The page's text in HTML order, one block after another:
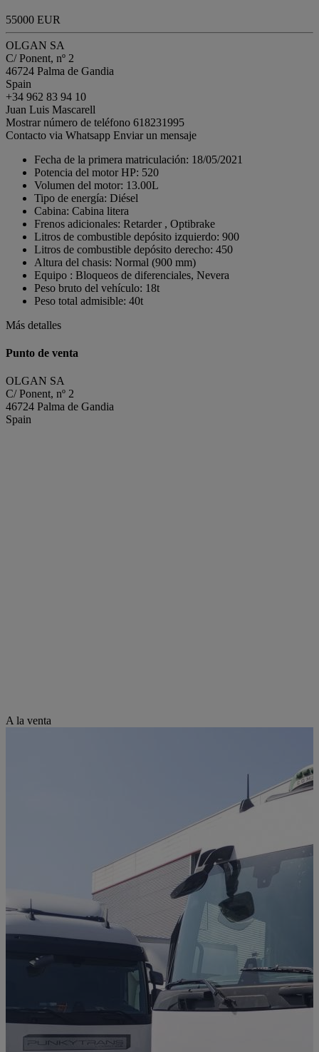
55000 EUR
OLGAN SA
C/ Ponent, nº 2
46724 Palma de Gandia
Spain
+34 962 83 94 10
Juan Luis Mascarell
Mostrar número de teléfono 618231995
Contacto via Whatsapp Enviar un mensaje
Fecha de la primera matriculación: 18/05/2021
Potencia del motor HP: 520
Volumen del motor: 13.00L
Tipo de energía: Diésel
Cabina: Cabina litera
Frenos adicionales: Retarder , Optibrake
Litros de combustible depósito izquierdo: 900
Litros de combustible depósito derecho: 450
Altura del chasis: Normal (900 mm)
Equipo : Bloqueos de diferenciales, Nevera
Peso bruto del vehículo: 18t
Peso total admisible: 40t
Más detalles
Punto de venta
OLGAN SA
C/ Ponent, nº 2
46724 Palma de Gandia
Spain
A la venta